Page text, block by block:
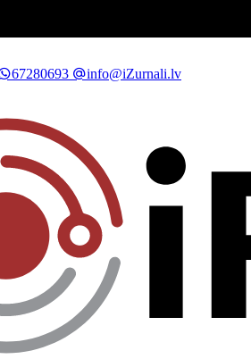
67280693
info@iZurnali.lv